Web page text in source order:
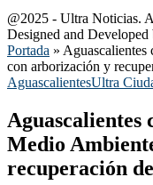
@2025 - Ultra Noticias.
Designed and Developed
Portada »
con arborización y
AguascalientesUltra
Medio
recuperación